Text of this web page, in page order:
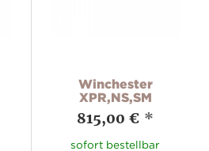
Winchester
XPR,NS,SM
815,00 € *
sofort bestellbar